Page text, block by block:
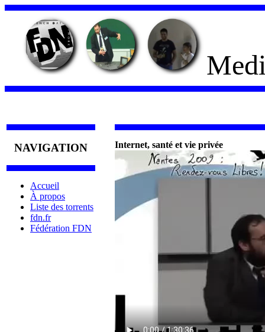
NAVIGATION
Accueil
À propos
Liste des torrents
fdn.fr
Fédération FDN
Internet, santé et vie privée